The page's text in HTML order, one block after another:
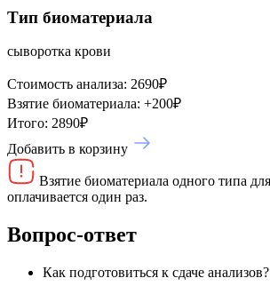
Тип биоматериала
сыворотка крови
Стоимость анализа: 2690₽
Взятие биоматериала: +200₽
Итого: 2890₽
Добавить в корзину
Взятие биоматериала одного типа
оплачивается один раз.
Вопрос-ответ
Как подготовиться к сдаче анализов?